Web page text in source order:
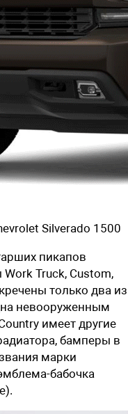
Silverado 1500
пикапов
Truck, Custom,
только два из
невооруженным
имеет другие
бамперы в
марки
бабочка